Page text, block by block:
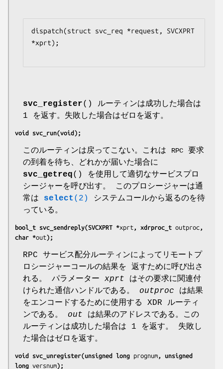
dispatch(struct svc_req *request, SVCXPRT
*xprt);
svc_register() ルーティンは成功した場合は
1 を返す。失敗した場合はゼロを返す。
void svc_run(void);
このルーティンは戻ってこない。これは RPC 要求
の到着を待ち、どれかが届いた場合に
svc_getreq() を使用して適切なサービスプロ
シージャーを呼び出す。 このプロシージャーは通
常は select (2)
システムコールから返るのを待
っている。
bool_t svc_sendreply(SVCXPRT *xprt , xdrproc_t outproc ,
char *out);
RPC サービス配分ルーティンによってリモートプ
ロシージャーコールの結果を 返すために呼び出さ
れる。 パラメーター xprt はその要求に関連付
けられた通信ハンドルである。 outproc は結果
をエンコードするために使用する XDR ルーティ
ンである。 out は結果のアドレスである。この
ルーティンは成功した場合は 1 を返す。 失敗し
た場合はゼロを返す。
void svc_unregister(unsigned long prognum , unsigned
long versnum);